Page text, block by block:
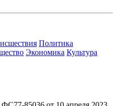
Политика
Экономика Культура